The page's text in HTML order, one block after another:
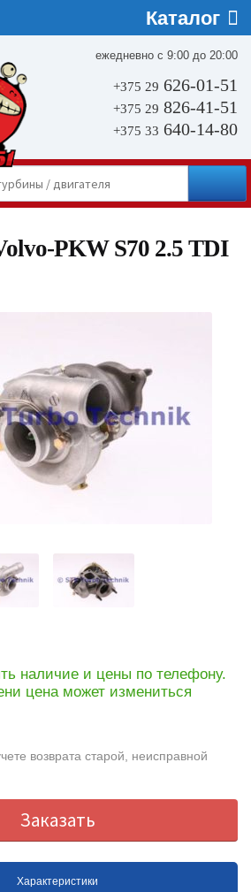
ежедневно с 9:00 до 20:00
+375 29 626-01-51
+375 29 826-41-51
+375 33 640-14-80
PKW S70 2.5 TDI
наличие и цены по телефону.
цена может измениться
возврата старой, неисправной
Заказать
Характеристики